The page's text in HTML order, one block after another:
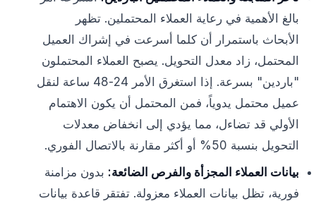
بالغ الأهمية في رعاية العملاء المحتملين. تظهر
الأبحاث باستمرار أن كلما أسرعت في إشراك العميل
المحتمل، زاد معدل التحويل. يصبح العملاء المحتملون
"باردين" بسرعة. إذا استغرق الأمر 24-48 ساعة لنقل
عميل محتمل يدوياً، فمن المحتمل أن يكون الاهتمام
الأولي قد تضاءل، مما يؤدي إلى انخفاض معدلات
التحويل بنسبة 50% أو أكثر مقارنة بالاتصال الفوري.
بيانات العملاء المجزأة والفرص الضائعة: بدون مزامنة
فورية، تظل بيانات العملاء معزولة. تفتقر قاعدة بيانات